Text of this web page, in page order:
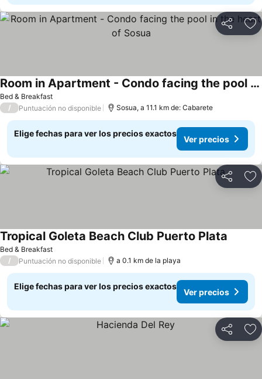
Compartir
Bed & Breakfast
Room in Apartment - Condo facing the pool in the heart of Sosua
Ver precios
/ Puntuación no disponible Sosua, a 11.1 km de: Cabarete
Elige fechas para ver los precios exactos
Ver precios
Compartir
Bed & Breakfast
Tropical Goleta Beach Club Puerto Plata
/ Puntuación no disponible a 0.1 km de la playa
Elige fechas para ver los precios exactos
Ver precios
Compartir